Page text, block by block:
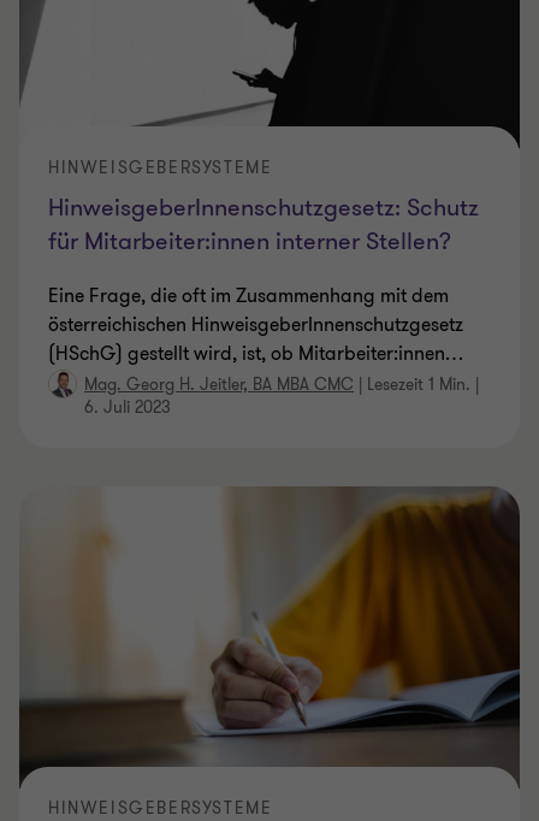
HinweisgeberInnenschutzgesetz: Schutz
für Mitarbeiter:innen interner Stellen?
HINWEISGEBERSYSTEME
Eine Frage, die oft im Zusammenhang mit dem
österreichischen HinweisgeberInnenschutzgesetz
(HSchG) gestellt wird, ist, ob Mitarbeiter:innen…
Mag. Georg H. Jeitler, BA MBA CMC | Lesezeit 1 Min. |
6. Juli 2023
HINWEISGEBERSYSTEME